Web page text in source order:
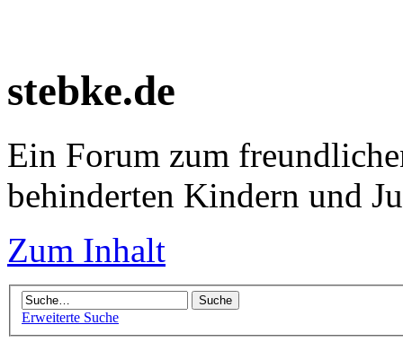
stebke.de
Ein Forum zum
behinderten Kindern und
Zum Inhalt
Erweiterte Suche